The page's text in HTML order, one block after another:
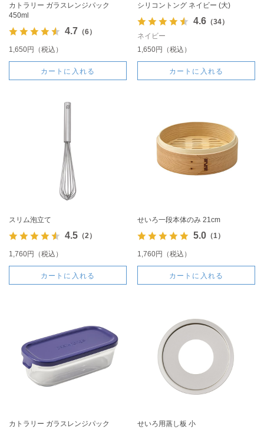
カトラリー ガラスレンジパック
450ml
4.7 （6）
1,650円（税込）
カートに入れる
シリコントング ネイビー (大)
4.6（34）
ネイビー
1,650円（税込）
カートに入れる
スリム泡立て
4.5（2）
1,760円（税込）
カートに入れる
せいろ一段本体のみ 21cm
5.0（1）
1,760円（税込）
カートに入れる
カトラリー ガラスレンジパック
せいろ用蒸し板 小